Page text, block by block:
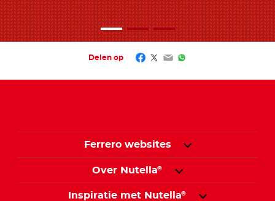
Delen op Facebook
Twitter
EmailWhatsApp
Ferrero websites
Over Nutella®
Inspiratie met Nutella®